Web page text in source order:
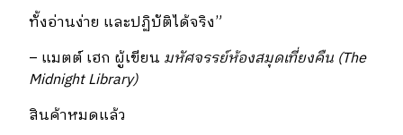
ทั้งอ่านง่าย และปฏิบัติได้จริง”
– แมตต์ เฮก ผู้เขียน มหัศจรรย์ห้องสมุดเที่ยงคืน (The
Midnight Library)
สินค้าหมดแล้ว